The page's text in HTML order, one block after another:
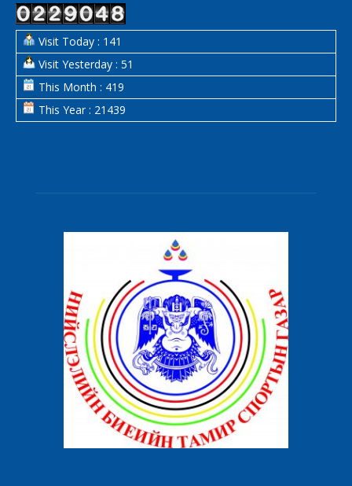
Visit Today : 141
Visit Yesterday : 51
This Month : 419
This Year : 21439